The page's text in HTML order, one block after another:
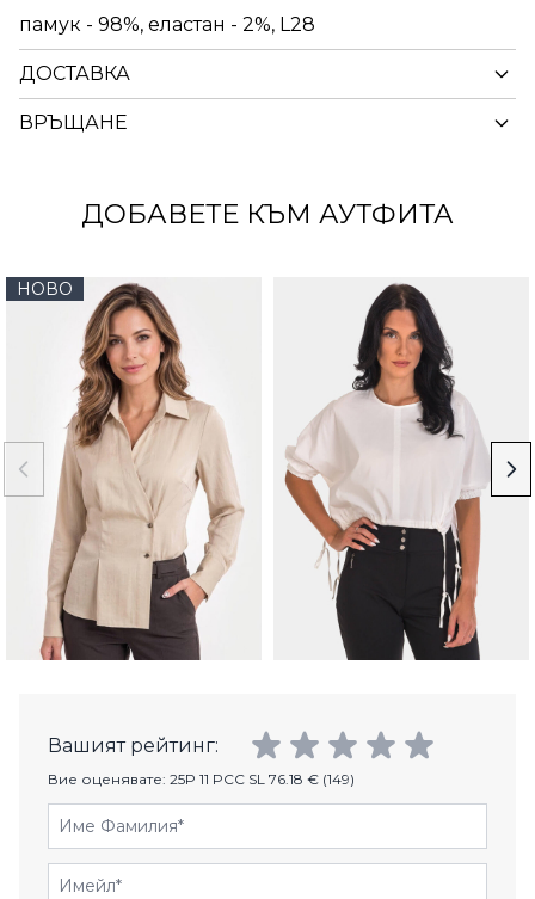
памук - 98%, еластан - 2%, L28
ДОСТАВКА
ВРЪЩАНЕ
ДОБАВЕТЕ КЪМ АУТФИТА
НОВО
Вашият рейтинг:
Вие оценявате: 25P 11 PCC SL 76.18 € (149)
Име Фамилия
Имейл